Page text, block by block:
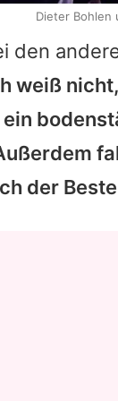
den
weiß
der
Dieter Bohlen